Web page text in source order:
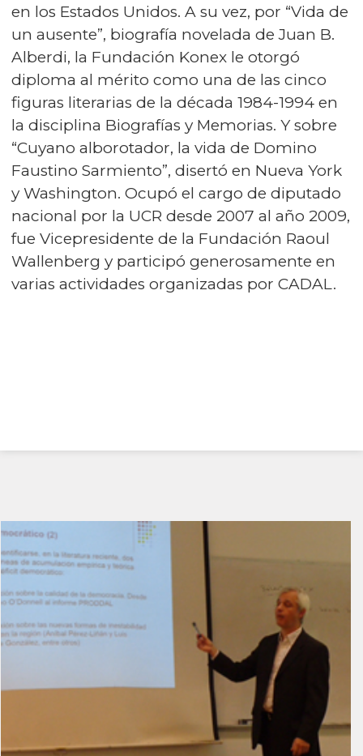
en los Estados Unidos. A su vez, por “Vida de
un ausente”, biografía novelada de Juan B.
Alberdi, la Fundación Konex le otorgó
diploma al mérito como una de las cinco
figuras literarias de la década 1984-1994 en
la disciplina Biografías y Memorias. Y sobre
“Cuyano alborotador, la vida de Domino
Faustino Sarmiento”, disertó en Nueva York
y Washington. Ocupó el cargo de diputado
nacional por la UCR desde 2007 al año 2009,
fue Vicepresidente de la Fundación Raoul
Wallenberg y participó generosamente en
varias actividades organizadas por CADAL.